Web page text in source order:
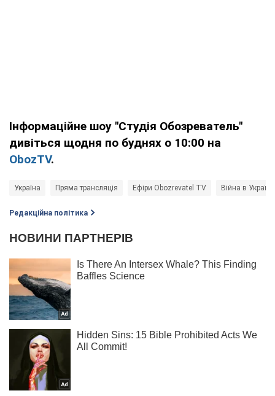
Інформаційне шоу "Студія Обозреватель"
дивіться щодня по буднях о 10:00 на
ObozTV.
Україна Пряма трансляція Ефіри Obozrevatel TV Війна в Україні
Редакційна політика